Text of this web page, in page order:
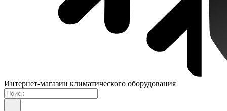
Интернет-магазин климатического оборудования